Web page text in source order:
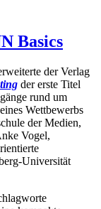
Basics
der Verlag
der erste Titel
rund um
Wettbewerbs
der Medien,
Vogel,
Universität